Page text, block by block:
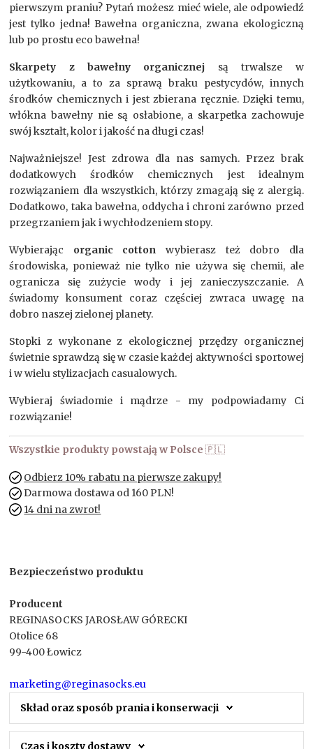
pierwszym praniu? Pytań możesz mieć wiele, ale odpowiedź
jest tylko jedna! Bawełna organiczna, zwana ekologiczną
lub po prostu eco bawełna!
Skarpety z bawełny organicznej są trwalsze w
użytkowaniu, a to za sprawą braku pestycydów, innych
środków chemicznych i jest zbierana ręcznie. Dzięki temu,
włókna bawełny nie są osłabione, a skarpetka zachowuje
swój kształt, kolor i jakość na długi czas!
Najważniejsze! Jest zdrowa dla nas samych. Przez brak
dodatkowych środków chemicznych jest idealnym
rozwiązaniem dla wszystkich, którzy zmagają się z alergią.
Dodatkowo, taka bawełna, oddycha i chroni zarówno przed
przegrzaniem jak i wychłodzeniem stopy.
Wybierając organic cotton wybierasz też dobro dla
środowiska, ponieważ nie tylko nie używa się chemii, ale
ogranicza się zużycie wody i jej zanieczyszczanie. A
świadomy konsument coraz częściej zwraca uwagę na
dobro naszej zielonej planety.
Stopki z wykonane z ekologicznej przędzy organicznej
świetnie sprawdzą się w czasie każdej aktywności sportowej
i w wielu stylizacjach casualowych.
Wybieraj świadomie i mądrze - my podpowiadamy Ci
rozwiązanie!
Wszystkie produkty powstają w Polsce 🇵🇱
Odbierz 10% rabatu na pierwsze zakupy!
Darmowa dostawa od 160 PLN!
14 dni na zwrot!
Bezpieczeństwo produktu
Producent
REGINASOCKS JAROSŁAW GÓRECKI
Otolice 68
99-400 Łowicz
marketing@reginasocks.eu
Skład oraz sposób prania i konserwacji
Czas i koszty dostawy